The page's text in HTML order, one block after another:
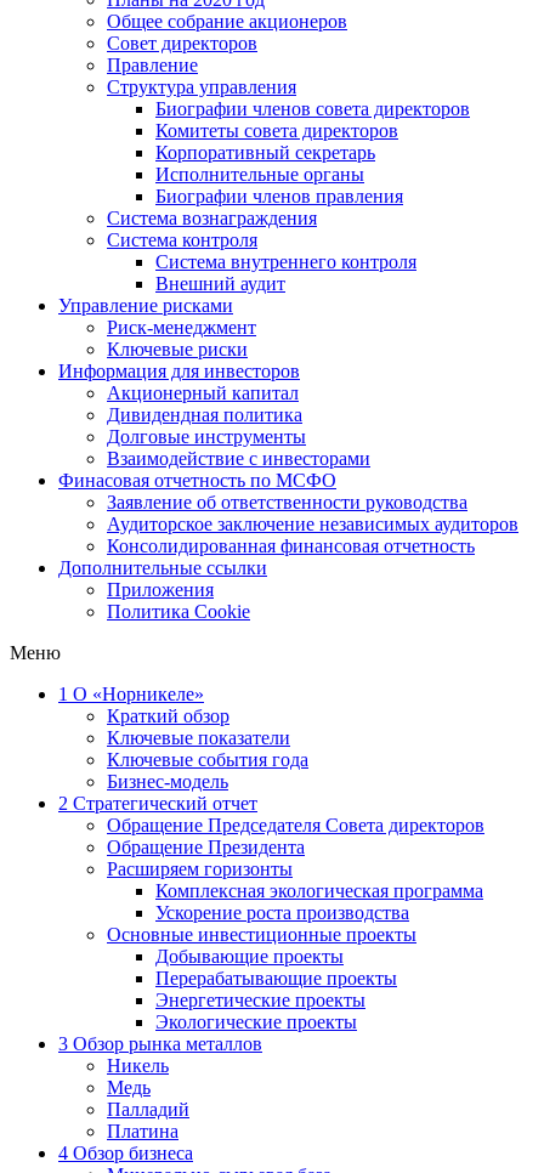
Общее собрание акционеров
Совет директоров
Правление
Структура управления
Биографии членов совета директоров
Комитеты совета директоров
Корпоративный секретарь
Исполнительные органы
Биографии членов правления
Система вознаграждения
Система контроля
Система внутреннего контроля
Внешний аудит
Управление рисками
Риск-менеджмент
Ключевые риски
Информация для инвесторов
Акционерный капитал
Дивидендная политика
Долговые инструменты
Взаимодействие с инвеcторами
Финасовая отчетность по МСФО
Заявление об ответственности руководства
Аудиторское заключение независимых аудиторов
Консолидированная финансовая отчетность
Дополнительные ссылки
Приложения
Политика Cookie
Меню
1 О «Норникеле»
Краткий обзор
Ключевые показатели
Ключевые события года
Бизнес-модель
2 Стратегический отчет
Обращение Председателя Совета директоров
Обращение Президента
Расширяем горизонты
Комплексная экологическая программа
Ускорение роста производства
Основные инвестиционные проекты
Добывающие проекты
Перерабатывающие проекты
Энергетические проекты
Экологические проекты
3 Обзор рынка металлов
Никель
Медь
Палладий
Платина
4 Обзор бизнеса